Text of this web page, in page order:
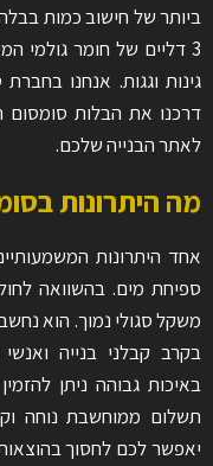
3 דליים של חומר גולמי
גינות וגגות. אנחנו
דרכנו את הבלות סומסום
לאתר הבנייה שלכם.
מה היתרונות
אחד היתרונות
ספיחת מים. בהשוואה
משקל סגולי נמוך. הוא נחשב
בקרב קבלני בנייה
באיכות גבוהה ניתן
תשלום ממוחשבת נוחה
יאפשר לכם לחסוך בהוצאות